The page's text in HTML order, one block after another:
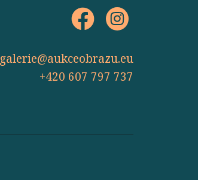
galerie@aukceobrazu.eu
+420 607 797 737